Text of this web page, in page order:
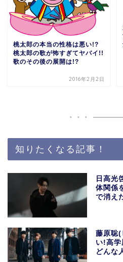
桃太郎の本当の性格は悪い!?
桃太郎の歌が怖すぎてヤバイ!!
歌のその後の展開は!?
2016年2月2日
知りたくなる記事！
日高光
体関係
で消え
藤原聡(
い!高
どんな